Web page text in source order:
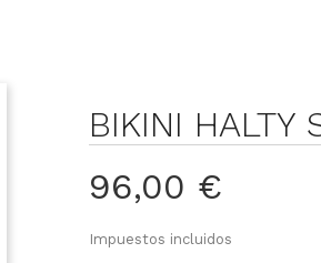
BIKINI HALTY
96,00 €
Impuestos incluidos